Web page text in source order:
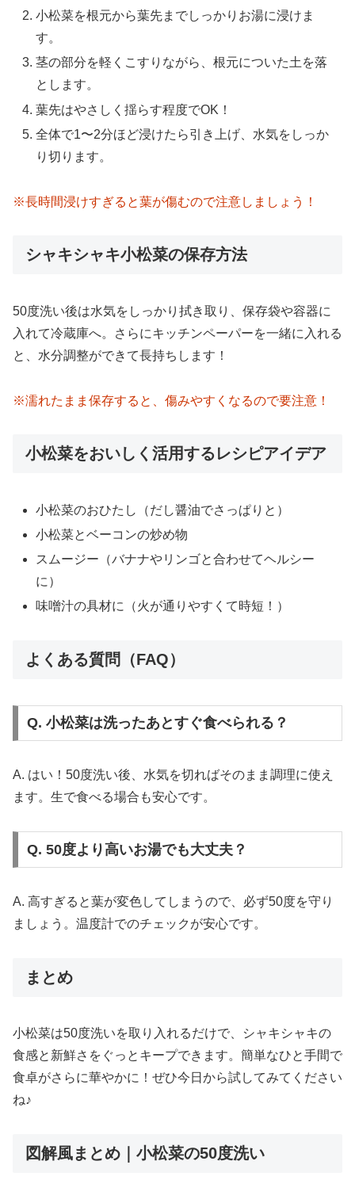
小松菜を根元から葉先までしっかりお湯に浸けま
す。
茎の部分を軽くこすりながら、根元についた土を落
とします。
葉先はやさしく揺らす程度でOK！
全体で1〜2分ほど浸けたら引き上げ、水気をしっか
り切ります。
※長時間浸けすぎると葉が傷むので注意しましょう！
シャキシャキ小松菜の保存方法
50度洗い後は水気をしっかり拭き取り、保存袋や容器に
入れて冷蔵庫へ。さらにキッチンペーパーを一緒に入れる
と、水分調整ができて長持ちします！
※濡れたまま保存すると、傷みやすくなるので要注意！
小松菜をおいしく活用するレシピアイデア
小松菜のおひたし（だし醤油でさっぱりと）
小松菜とベーコンの炒め物
スムージー（バナナやリンゴと合わせてヘルシー
に）
味噌汁の具材に（火が通りやすくて時短！）
よくある質問（FAQ）
Q. 小松菜は洗ったあとすぐ食べられる？
A. はい！50度洗い後、水気を切ればそのまま調理に使え
ます。生で食べる場合も安心です。
Q. 50度より高いお湯でも大丈夫？
A. 高すぎると葉が変色してしまうので、必ず50度を守り
ましょう。温度計でのチェックが安心です。
まとめ
小松菜は50度洗いを取り入れるだけで、シャキシャキの
食感と新鮮さをぐっとキープできます。簡単なひと手間で
食卓がさらに華やかに！ぜひ今日から試してみてください
ね♪
図解風まとめ｜小松菜の50度洗い